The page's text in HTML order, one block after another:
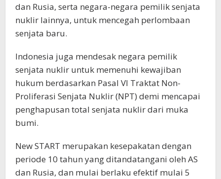
dan Rusia, serta negara-negara pemilik senjata
nuklir lainnya, untuk mencegah perlombaan
senjata baru.
Indonesia juga mendesak negara pemilik
senjata nuklir untuk memenuhi kewajiban
hukum berdasarkan Pasal VI Traktat Non-
Proliferasi Senjata Nuklir (NPT) demi mencapai
penghapusan total senjata nuklir dari muka
bumi.
New START merupakan kesepakatan dengan
periode 10 tahun yang ditandatangani oleh AS
dan Rusia, dan mulai berlaku efektif mulai 5